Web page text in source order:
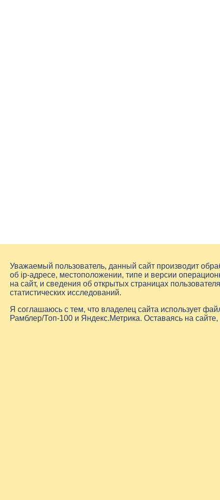
Уважаемый пользователь, данный сайт производит
об ip-адресе, местоположении, типе и версии
на сайт, и сведения об открытых страницах
статистических исследований.
Я соглашаюсь с тем, что владелец сайта использует
Рамблер/Топ-100 и Яндекс.Метрика. Оставаясь на